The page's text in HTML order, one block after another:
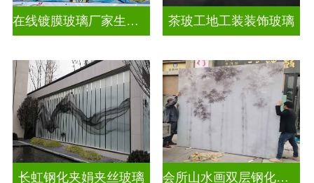
在线镀膜玻璃厂家生产安装 茶玻工地工装装饰玻璃
长虹钢化夹娟夹丝玻璃 会所山水画双层钢化夹胶